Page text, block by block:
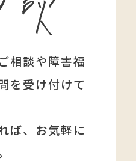
相談や障害福
を受け付けて
ば、 お気軽に